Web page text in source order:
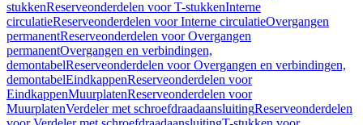
stukkenReserveonderdelen voor T-stukkenInterne
circulatieReserveonderdelen voor Interne circulatieOvergangen
permanentReserveonderdelen voor Overgangen
permanentOvergangen en verbindingen,
demontabelReserveonderdelen voor Overgangen en verbindingen,
demontabelEindkappenReserveonderdelen voor
EindkappenMuurplatenReserveonderdelen voor
MuurplatenVerdeler met schroefdraadaansluitingReserveonderdelen